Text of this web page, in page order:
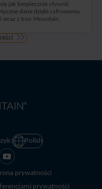
jak bezpiecznie chronić
dane dzięki cyfrowemu
wraz z Iron Mountain.
Polish
prywatności
prywatności